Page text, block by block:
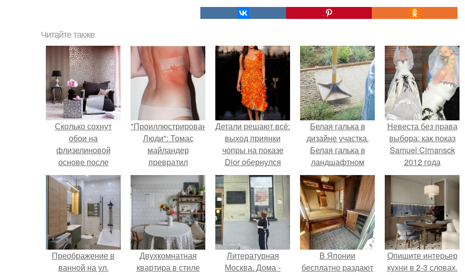
Читайте также
Сколько сохнут
обои на
флизелиновой
основе после
поклейки. Когда
высохнет клей?
"Проиллюстрированные
Люди": Томас
майландер
превратил
солнечные ожоги в
арт - объект.
Детали решают всё:
выход приянки
чопры на показе
Dior обернулся
шквалом критики
из-за небрежного
пошива.
Белая галька в
дизайне участка.
Белая галька в
ландшафтном
дизайне
Невеста без права
выбора: как показ
Samuel Cirnansck
2012 года
превратил подиум
в манифест против
принуждения.
Преображение в
ванной на ул.
Двухкомнатная
квартира в стиле
Литературная
Москва. Дома -
В Японии
бесплатно раздают
Опишите интерьер
кухни в 2-3 словах.